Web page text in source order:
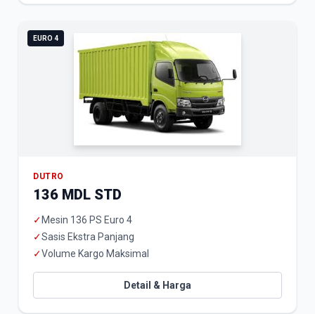
EURO 4
DUTRO
136 MDL STD
✓ Mesin 136 PS Euro 4
✓Sasis Ekstra Panjang
✓Volume Kargo Maksimal
Detail & Harga